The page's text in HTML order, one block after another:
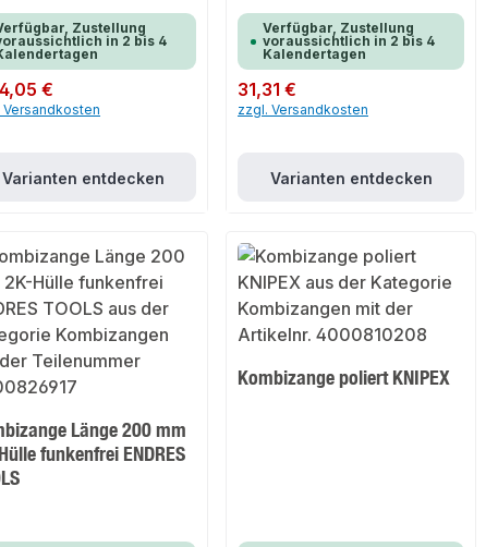
Zustellung
in 2 bis 4
Preis:
€
Versandkosten
Varianten entdecken
Verfügbar, Zustellung
voraussichtlich in 2 bis 4
Kalendertagen
Regulärer Preis:
31,31 €
zzgl. Versandkosten
Varianten entdecken
Länge 200 mm
funkenfrei ENDRES
Kombizange poliert KNIPEX